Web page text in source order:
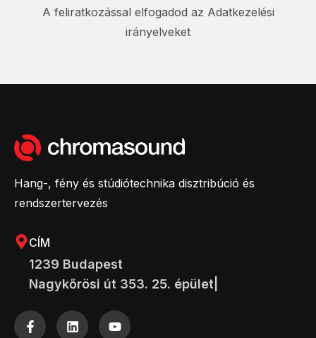
A feliratkozással elfogadod az Adatkezelési
irányelveket
Hang-, fény és stúdiótechnika disztribúció és
rendszertervezés
CÍM
1239 Budapest
Nagykőrösi út 353. 25. épület|